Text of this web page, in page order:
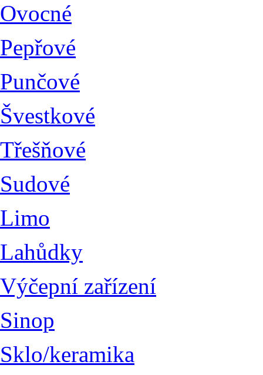
Ovocné
Pepřové
Punčové
Švestkové
Třešňové
Sudové
Limo
Lahůdky
Výčepní zařízení
Sinop
Sklo/keramika